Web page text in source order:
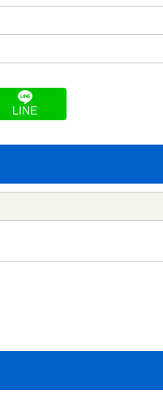
LINE